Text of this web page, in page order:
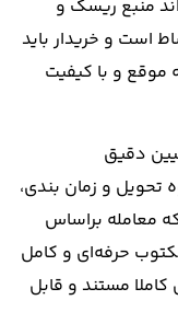
منبع ریسک و
است و خریدار باید
و با کیفیت
دقیق
تحویل و زمان ‌بندی،
معامله براساس
حرفه‌ای و کامل
مستند و قابل